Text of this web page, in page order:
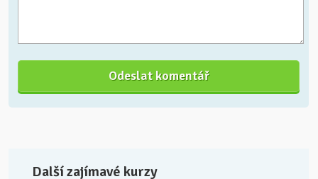
Další zajímavé kurzy